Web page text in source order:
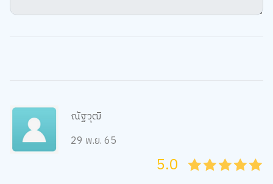
ณัฐวุฒิ
29 พ.ย. 65
45
4
35
3
25
2
15
1
05
5.0